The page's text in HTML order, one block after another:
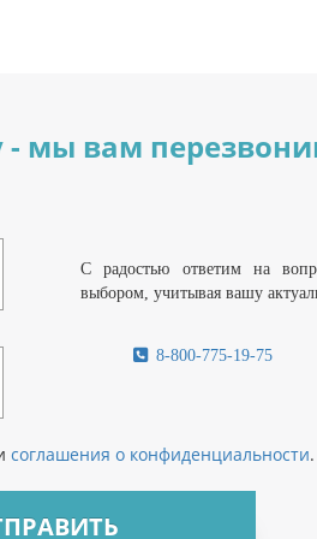
- мы вам
С радостью ответим на
выбором, учитывая вашу
8-800-775-19-75
соглашения о конфиденциальности.